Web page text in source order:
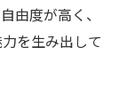
体験方法
由度が高く、
を生み出して